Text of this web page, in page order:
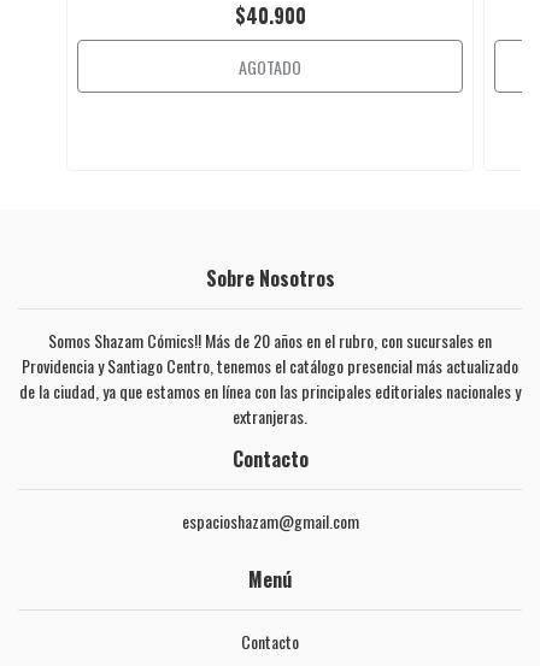
$40.900
AGOTADO
Sobre Nosotros
Somos Shazam Cómics!! Más de 20 años en el rubro, con sucursales en
Providencia y Santiago Centro, tenemos el catálogo presencial más actualizado
de la ciudad, ya que estamos en línea con las principales editoriales nacionales y
extranjeras.
Contacto
espacioshazam@gmail.com
Menú
Contacto